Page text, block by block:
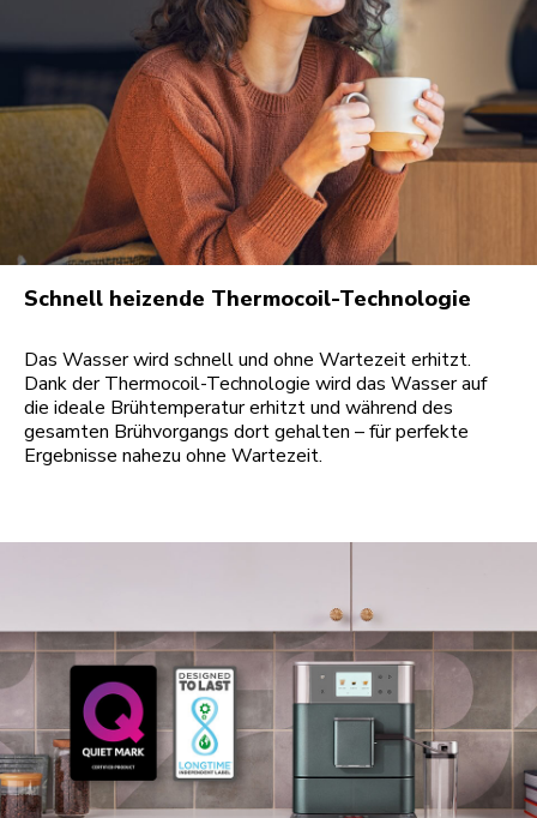
Schnell heizende Thermocoil-Technologie
Das Wasser wird schnell und ohne Wartezeit erhitzt.
Dank der Thermocoil-Technologie wird das Wasser auf
die ideale Brühtemperatur erhitzt und während des
gesamten Brühvorgangs dort gehalten – für perfekte
Ergebnisse nahezu ohne Wartezeit.